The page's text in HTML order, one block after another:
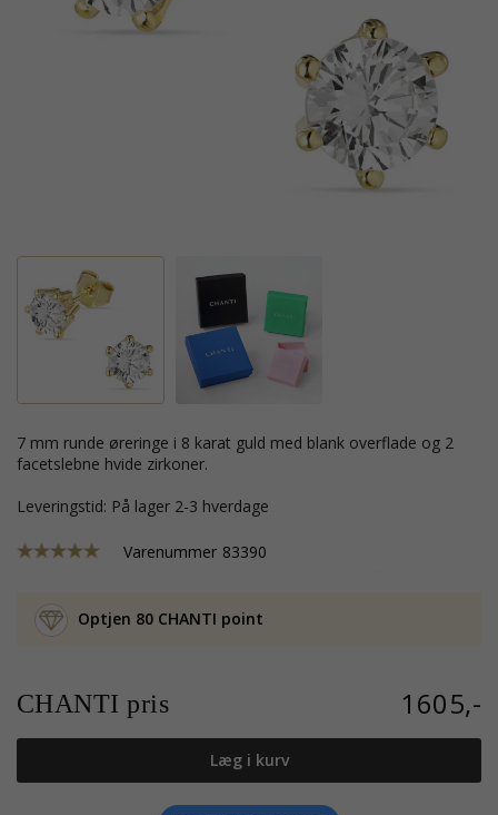
7 mm runde øreringe i 8 karat guld med blank overflade og 2
facetslebne hvide zirkoner.
Leveringstid: På lager 2-3 hverdage
Varenummer 83390
Optjen 80 CHANTI point
CHANTI pris 1605,-
Læg i kurv